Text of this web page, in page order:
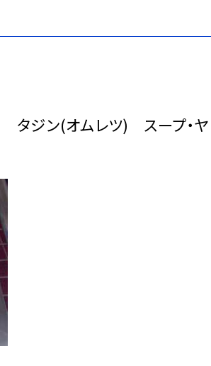
ジン(オムレツ) スープ・ヤ